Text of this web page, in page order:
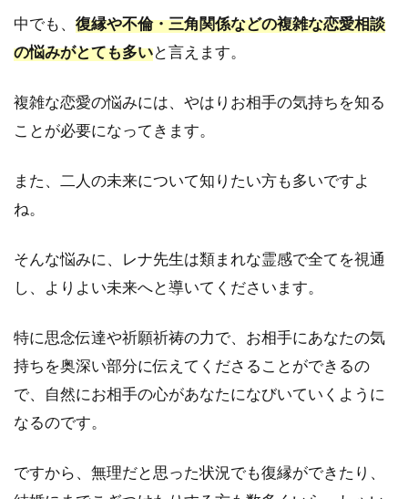
4
電話
ヴェ
ルニ
｜レ
生に
に占
もら
は？
4.1
1.電
話占
いヴ
ニの
特典
を活
中でも、 復縁や不倫・三角関係などの複雑な恋愛相談
の悩みがとても多いと言えます。
複雑な恋愛の悩みには、やはりお相手の気持ちを知る
ことが必要になってきます。
また、二人の未来について知りたい方も多いですよ
ね。
そんな悩みに、レナ先生は類まれな霊感で全てを視通
し、よりよい未来へと導いてくださいます。
特に思念伝達や祈願祈祷の力で、お相手にあなたの気
持ちを奥深い部分に伝えてくださることができるの
で、自然にお相手の心があなたになびいていくように
なるのです。
ですから、無理だと思った状況でも復縁ができたり、